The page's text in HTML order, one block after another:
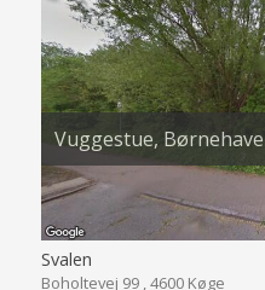
Vuggestue, Børnehave
Svalen
Boholtevej 99 , 4600 Køge